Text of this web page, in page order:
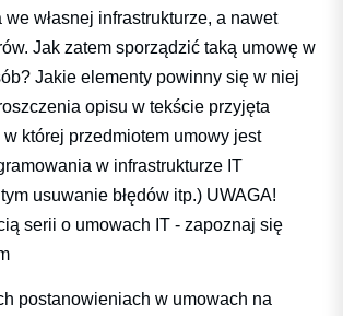
własnej infrastrukturze, a nawet
Jak zatem sporządzić taką umowę w
Jakie elementy powinny się w niej
opisu w tekście przyjęta
w której przedmiotem umowy jest
w infrastrukturze IT
usuwanie błędów itp.) UWAGA!
serii o umowach IT - zapoznaj się
postanowieniach w umowach na